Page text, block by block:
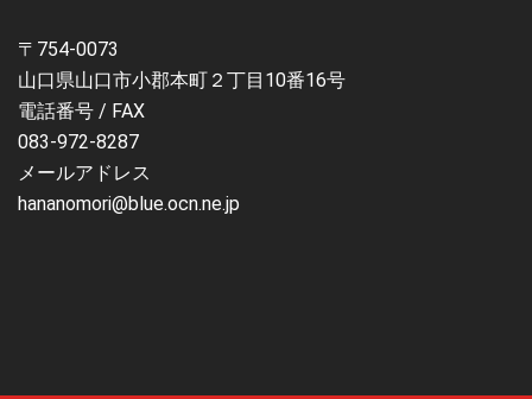
〒754-0073
山口県山口市小郡本町２丁目10番16号
電話番号 / FAX
083-972-8287
メールアドレス
hananomori@blue.ocn.ne.jp